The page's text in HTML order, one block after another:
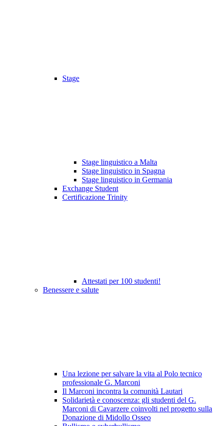
Stage
Stage linguistico a Malta
Stage linguistico in Spagna
Stage linguistico in Germania
Exchange Student
Certificazione Trinity
Attestati per 100 studenti!
Benessere e salute
Una lezione per salvare la vita al Polo tecnico
professionale G. Marconi
Il Marconi incontra la comunità Lautari
Solidarietà e conoscenza: gli studenti del G.
Marconi di Cavarzere coinvolti nel progetto sulla
Donazione di Midollo Osseo